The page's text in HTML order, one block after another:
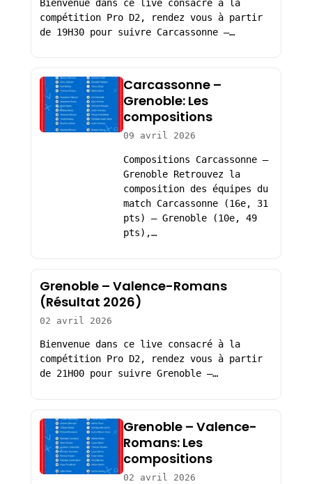
Bienvenue dans ce live consacré à la
compétition Pro D2, rendez vous à partir
de 19H30 pour suivre Carcassonne –…
Carcassonne –
Grenoble: Les
compositions
09 avril 2026
Compositions Carcassonne –
Grenoble Retrouvez la
composition des équipes du
match Carcassonne (16e, 31
pts) – Grenoble (10e, 49
pts),…
Grenoble – Valence-Romans
(Résultat 2026)
02 avril 2026
Bienvenue dans ce live consacré à la
compétition Pro D2, rendez vous à partir
de 21H00 pour suivre Grenoble –…
Grenoble – Valence-
Romans: Les
compositions
02 avril 2026